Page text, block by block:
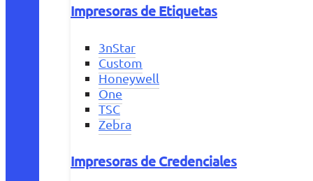
Impresoras de Etiquetas
3nStar
Custom
Honeywell
One
TSC
Zebra
Impresoras de Credenciales